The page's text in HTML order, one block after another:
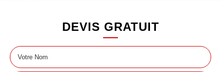
DEVIS GRATUIT